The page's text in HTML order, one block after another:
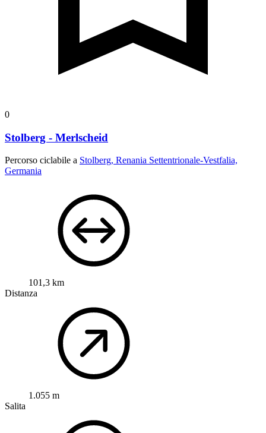
0
Stolberg - Merlscheid
Percorso ciclabile a Stolberg, Renania Settentrionale-Vestfalia,
Germania
101,3 km
Distanza
1.055 m
Salita